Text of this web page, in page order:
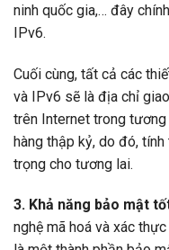
ninh quốc gia,… đây
IPv6.
Cuối cùng, tất cả các
và IPv6 sẽ là địa chỉ
trên Internet trong tương
hàng thập kỷ, do đó,
trọng cho tương lai.
3. Khả năng bảo mật
nghệ mã hoá và xác